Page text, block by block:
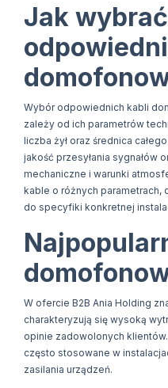
Jak wybrać
Wybór odpowiednich kabli
zależy od ich parametrów
liczba żył oraz średnica
jakość przesyłania sygnałów
mechaniczne i warunki
kable o różnych parametrach,
do specyfiki konkretnej
W ofercie B2B Ania Holding
charakteryzują się wysoką
opinie zadowolonych
często stosowane w
zasilania urządzeń.